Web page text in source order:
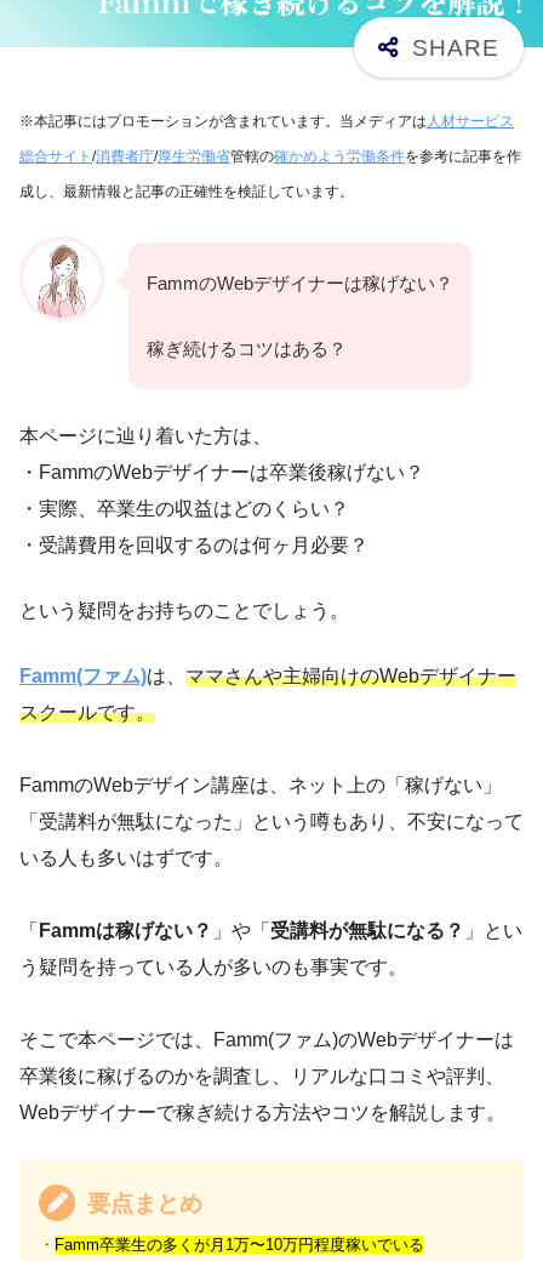
※本記事にはプロモーションが含まれています。当メディアは 人材サービス
総合サイト /消費者庁/厚生労働省管轄の確かめよう労働条件を参考に記事を作
成し、最新情報と記事の正確性を検証しています。
FammのWebデザイナーは稼げない？
稼ぎ続けるコツはある？
本ページに辿り着いた方は、
・FammのWebデザイナーは卒業後稼げない？
・実際、卒業生の収益はどのくらい？
・受講費用を回収するのは何ヶ月必要？
という疑問をお持ちのことでしょう。
Famm(ファム)は、 ママさんや主婦向けのWebデザイナー
スクールです。
FammのWebデザイン講座は、ネット上の「稼げない」
「受講料が無駄になった」という噂もあり、不安になって
いる人も多いはずです。
「 Fammは稼げない？ 」や「 受講料が無駄になる？ 」とい
う疑問を持っている人が多いのも事実です。
そこで本ページでは、Famm(ファム)のWebデザイナーは
卒業後に稼げるのかを調査し、リアルな口コミや評判、
Webデザイナーで稼ぎ続ける方法やコツを解説します。
要点まとめ
・ Famm卒業生の多くが月1万〜10万円程度稼いでいる